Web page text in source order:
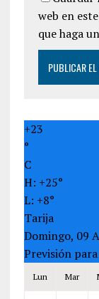
web en
que haga
+23
°
C
H: +25°
L: +8°
Tarija
Domingo, 09
Previsión
Lun Mar